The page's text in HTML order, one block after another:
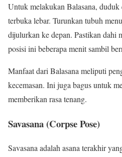
Untuk melakukan Balasana,
terbuka lebar. Turunkan tubuh
dijulurkan ke depan. Pastikan dahi
posisi ini beberapa menit sambil
Manfaat dari Balasana meliputi
kecemasan. Ini juga bagus untuk
memberikan rasa tenang.
Savasana (Corpse Pose)
Savasana adalah asana terakhir